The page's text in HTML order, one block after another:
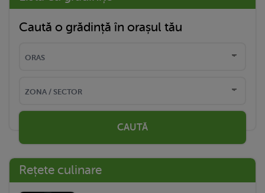
Caută o grădință în orașul tău
CAUTĂ
Rețete culinare